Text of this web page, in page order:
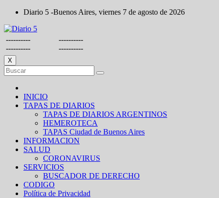
Saltar
contenido
Diario 5 -Buenos Aires, viernes 7 de agosto de 2026
----------
----------
----------
----------
X
INICIO
TAPAS DE DIARIOS
TAPAS DE DIARIOS ARGENTINOS
HEMEROTECA
TAPAS Ciudad de Buenos Aires
INFORMACION
SALUD
CORONAVIRUS
SERVICIOS
BUSCADOR DE DERECHO
CODIGO
Política de Privacidad